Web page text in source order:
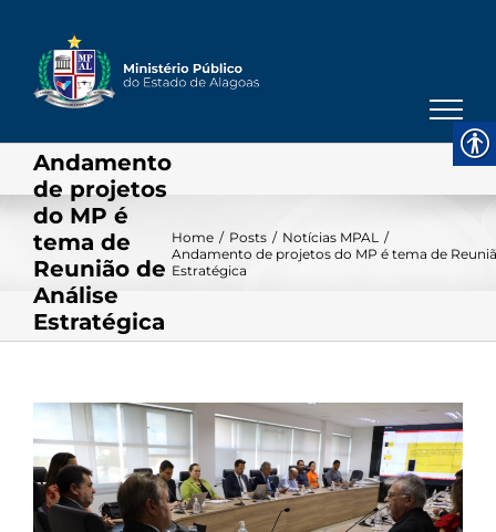
content
Andamento
de projetos
do MP é
tema de
Reunião de
Análise
Estratégica
Home / Posts / Notícias MPAL /
Andamento de projetos do MP é tema de
Estratégica
View
Larger
Image